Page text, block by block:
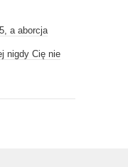
a aborcja
nigdy Cię nie